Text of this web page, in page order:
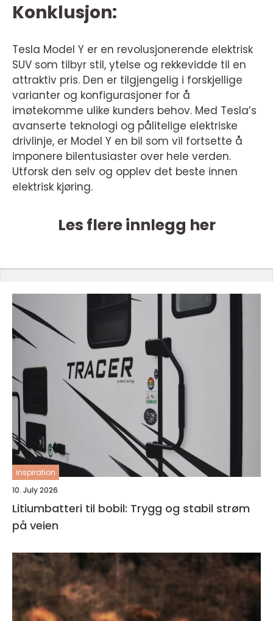
Konklusjon:
Tesla Model Y er en revolusjonerende elektrisk
SUV som tilbyr stil, ytelse og rekkevidde til en
attraktiv pris. Den er tilgjengelig i forskjellige
varianter og konfigurasjoner for å
imøtekomme ulike kunders behov. Med Tesla’s
avanserte teknologi og pålitelige elektriske
drivlinje, er Model Y en bil som vil fortsette å
imponere bilentusiaster over hele verden.
Utforsk den selv og opplev det beste innen
elektrisk kjøring.
Les flere innlegg her
inspiration
10. July 2026
Litiumbatteri til bobil: Trygg og stabil strøm
på veien